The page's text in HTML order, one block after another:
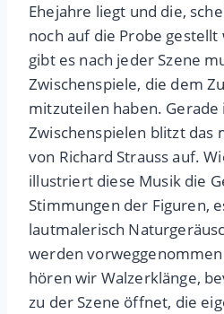
Ehejahre liegt und die,
noch auf die Probe
gibt es nach jeder Szene
Zwischenspiele, die dem
mitzuteilen haben. Gerade
Zwischenspielen blitzt das
von Richard Strauss auf.
illustriert diese Musik die
Stimmungen der Figuren,
lautmalerisch
werden
hören wir Walzerklänge,
zu der Szene öffnet, die